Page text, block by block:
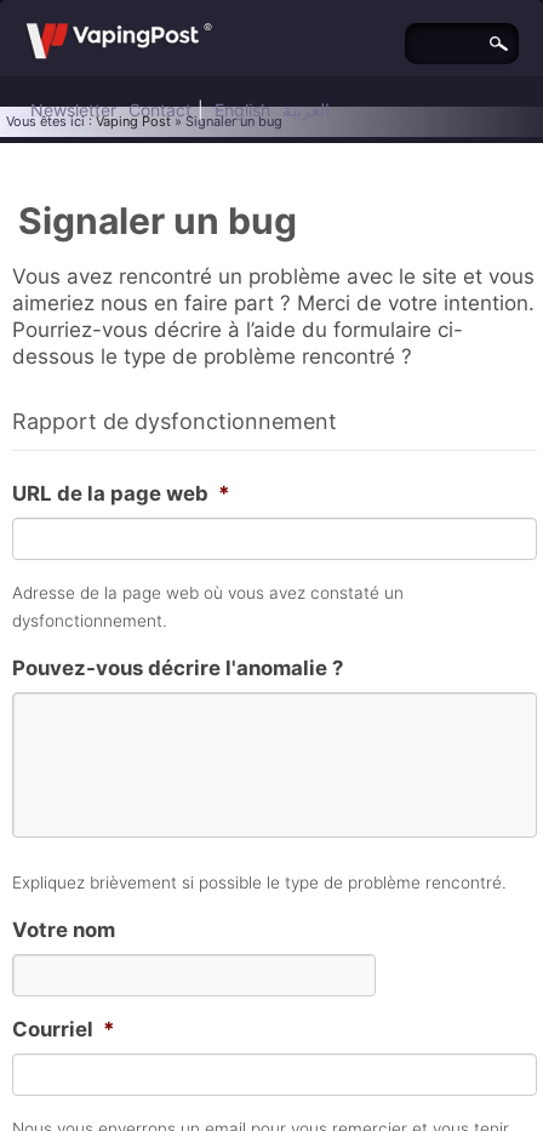
Newsletter Contact | English العربية
Vous êtes ici :Vaping Post» Signaler un bug
Signaler un bug
Vous avez rencontré un problème avec le site et vous
aimeriez nous en faire part ? Merci de votre intention.
Pourriez-vous décrire à l’aide du formulaire ci-
dessous le type de problème rencontré ?
Rapport de dysfonctionnement
URL de la page web *
Adresse de la page web où vous avez constaté un
dysfonctionnement.
Pouvez-vous décrire l'anomalie ?
Expliquez brièvement si possible le type de problème rencontré.
Votre nom
Courriel *